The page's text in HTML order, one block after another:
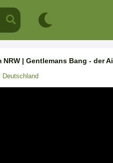
NRW | Gentlemans Bang - der
Deutschland